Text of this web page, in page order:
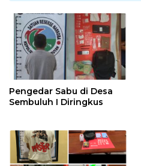
Pengedar Sabu di Desa
Sembuluh I Diringkus